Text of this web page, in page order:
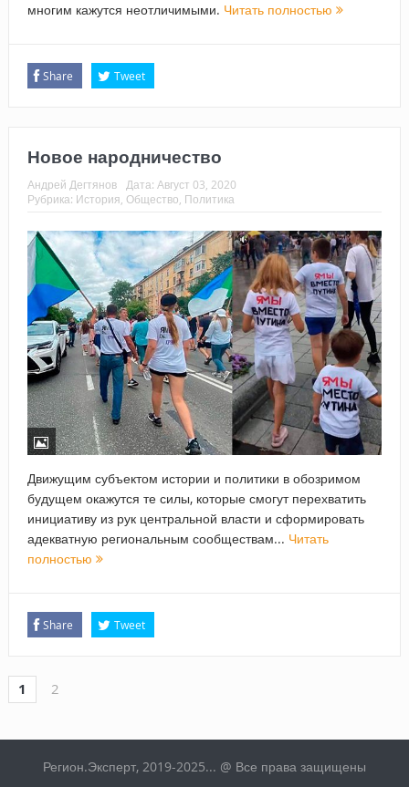
многим кажутся неотличимыми. Читать полностью
Share Tweet
Новое народничество
Андрей Дегтянов Дата: Август 03, 2020
Рубрика: История, Общество, Политика
Движущим субъектом истории и политики в обозримом
будущем окажутся те силы, которые смогут перехватить
инициативу из рук центральной власти и сформировать
адекватную региональным сообществам... Читать
полностью
Share Tweet
1 2
Регион.Эксперт, 2019-2025... @ Все права защищены